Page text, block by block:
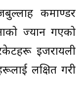
कमाण्डर
ज्यान गएको
इजरायली
लक्षित गरी